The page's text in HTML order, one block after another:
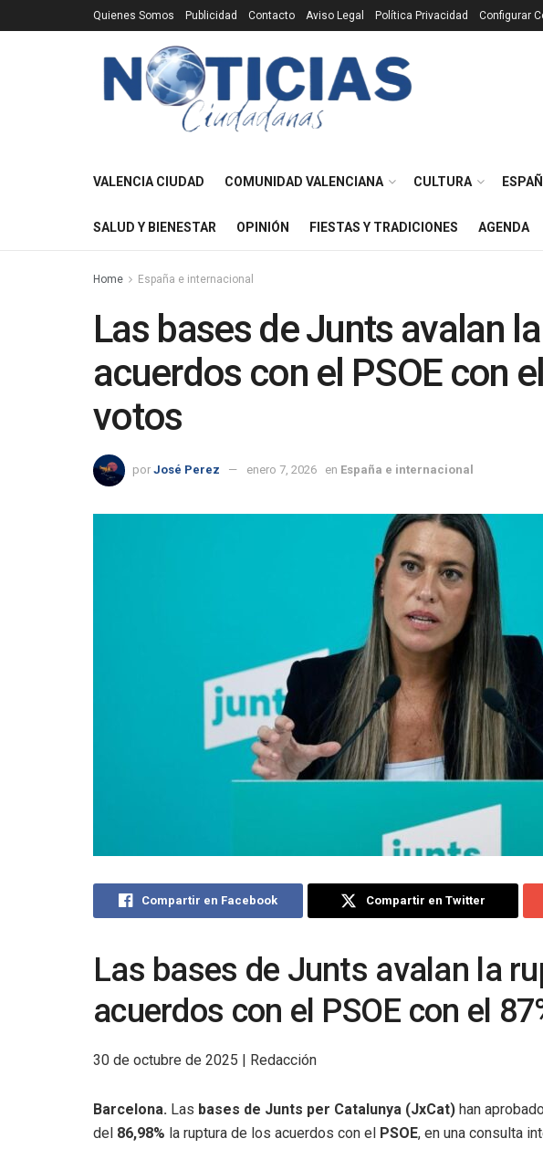
Quienes Somos Publicidad Contacto Aviso Legal Política Privacidad Configurar
VALENCIA CIUDAD COMUNIDAD VALENCIANA CULTURA
SALUD Y BIENESTAR OPINIÓN FIESTAS Y TRADICIONES AGENDA
Home España e internacional
Las bases de Junts avalan
acuerdos con el PSOE con
votos
por José Perez enero 7, 2026 en España e internacional
Compartir en Facebook Compartir en Twitter
Las bases de Junts avalan la
acuerdos con el PSOE con el
30 de octubre de 2025 | Redacción
Barcelona. Las bases de Junts per Catalunya (JxCat) han
del 86,98% la ruptura de los acuerdos con el PSOE, en una consulta